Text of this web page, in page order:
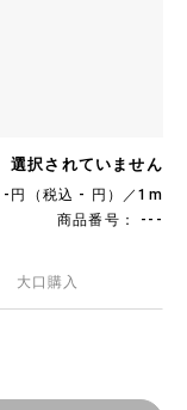
選択されていません
-円（税込 - 円）／1m
商品番号： ---
大口購入